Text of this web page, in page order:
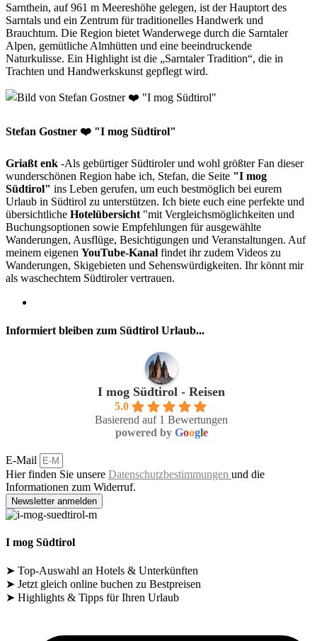
Sarnthein, auf 961 m Meereshöhe gelegen, ist der Hauptort des
Sarntals und ein Zentrum für traditionelles Handwerk und
Brauchtum. Die Region bietet Wanderwege durch die Sarntaler
Alpen, gemütliche Almhütten und eine beeindruckende
Naturkulisse. Ein Highlight ist die „Sarntaler Tradition“, die in
Trachten und Handwerkskunst gepflegt wird.
Stefan Gostner ❤️ "I mog Südtirol"
Griaßt enk -Als gebürtiger Südtiroler und wohl größter Fan dieser
wunderschönen Region habe ich, Stefan, die Seite "I mog
Südtirol" ins Leben gerufen, um euch bestmöglich bei eurem
Urlaub in Südtirol zu unterstützen. Ich biete euch eine perfekte und
übersichtliche Hotelübersicht "mit Vergleichsmöglichkeiten und
Buchungsoptionen sowie Empfehlungen für ausgewählte
Wanderungen, Ausflüge, Besichtigungen und Veranstaltungen. Auf
meinem eigenen YouTube-Kanal findet ihr zudem Videos zu
Wanderungen, Skigebieten und Sehenswürdigkeiten. Ihr könnt mir
als waschechtem Südtiroler vertrauen.
Informiert bleiben zum Südtirol Urlaub...
I mog Südtirol - Reisen
5.0
Basierend auf 1 Bewertungen
powered by Google
E-Mail
Hier finden Sie unsere Datenschutzbestimmungen und die
Informationen zum Widerruf.
Newsletter anmelden
I mog Südtirol
➤ Top-Auswahl an Hotels & Unterkünften
➤ Jetzt gleich online buchen zu Bestpreisen
➤ Highlights & Tipps für Ihren Urlaub